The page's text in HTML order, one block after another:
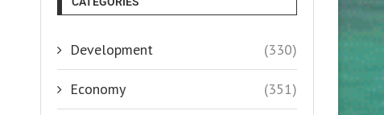
Development (330)
Economy (351)